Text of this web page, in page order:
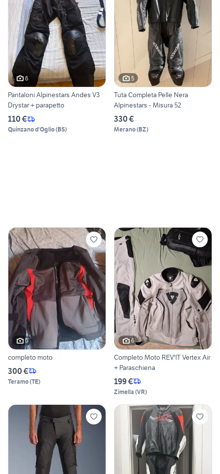
6
Pantaloni Alpinestars Andes V3
Drystar + parapetto
110 €
Quinzano d'Oglio(BS)
5
Tuta Completa Pelle Nera
Alpinestars - Misura 52
330 €
Merano(BZ)
6
completo moto
300 €
Teramo(TE)
6
Completo Moto REV'IT Vertex Air
+ Paraschiena
199 €
Zimella (VR)